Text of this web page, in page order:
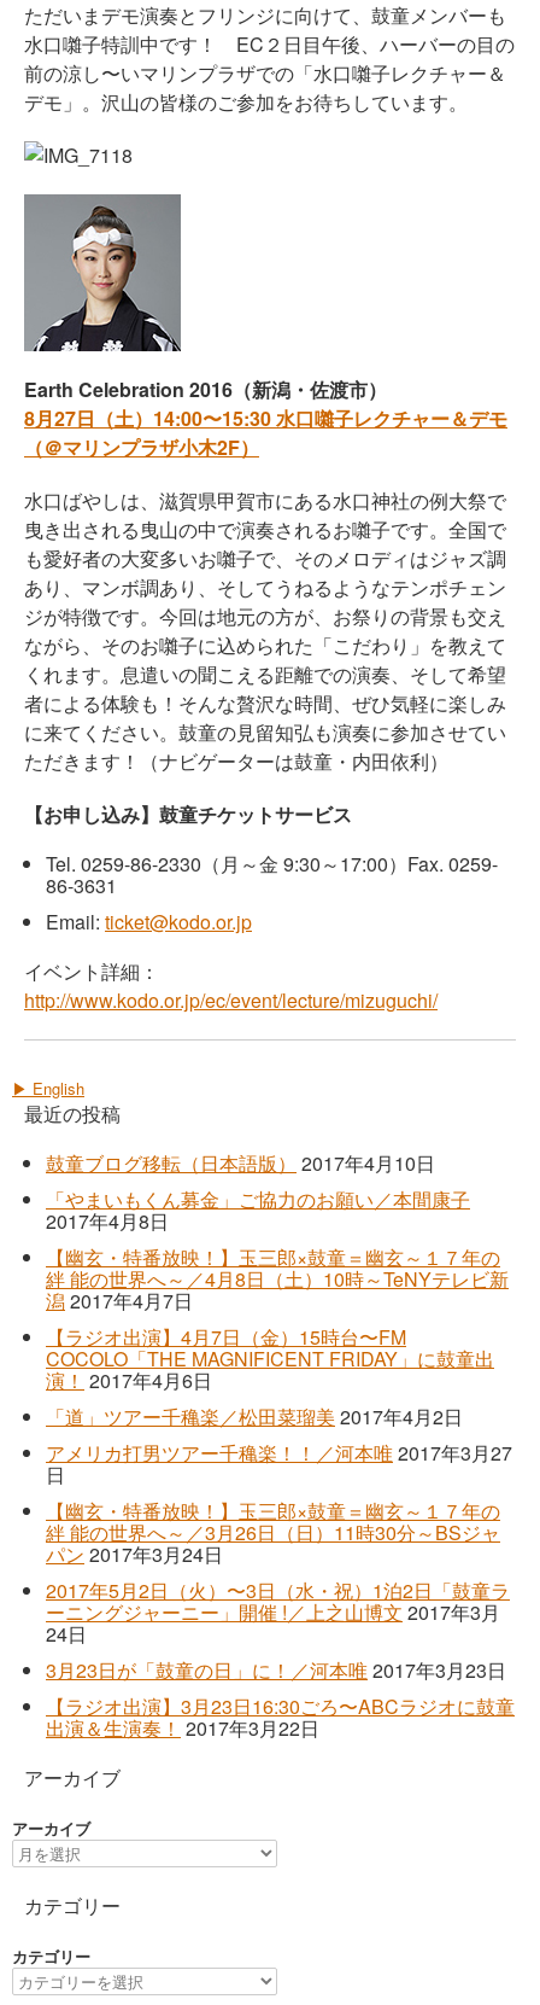
ただいまデモ演奏とフリンジに向けて、鼓童メンバーも
水口囃子特訓中です！ EC２日目午後、ハーバーの目の
前の涼し〜いマリンプラザでの「水口囃子レクチャー＆
デモ」。沢山の皆様のご参加をお待ちしています。
Earth Celebration 2016（新潟・佐渡市）
8月27日（土）14:00〜15:30 水口囃子レクチャー＆デモ
（＠マリンプラザ小木2F）
水口ばやしは、滋賀県甲賀市にある水口神社の例大祭で
曳き出される曳山の中で演奏されるお囃子です。全国で
も愛好者の大変多いお囃子で、そのメロディはジャズ調
あり、マンボ調あり、そしてうねるようなテンポチェン
ジが特徴です。今回は地元の方が、お祭りの背景も交え
ながら、そのお囃子に込められた「こだわり」を教えて
くれます。息遣いの聞こえる距離での演奏、そして希望
者による体験も！そんな贅沢な時間、ぜひ気軽に楽しみ
に来てください。鼓童の見留知弘も演奏に参加させてい
ただきます！（ナビゲーターは鼓童・内田依利）
【お申し込み】鼓童チケットサービス
Tel. 0259-86-2330 （月～金 9:30～17:00） Fax. 0259-
86-3631
Email: ticket@kodo.or.jp
イベント詳細：
http://www.kodo.or.jp/ec/event/lecture/mizuguchi/
▶ English
最近の投稿
鼓童ブログ移転（日本語版）
2017年4月10日
「やまいもくん募金」ご協力のお願い／本間康子
2017年4月8日
【幽玄・特番放映！】玉三郎×鼓童＝幽玄～１７年の
絆 能の世界へ～／4月8日（土）10時～TeNYテレビ新
潟2017年4月7日
【ラジオ出演】4月7日（金）15時台〜FM
COCOLO「THE MAGNIFICENT FRIDAY」に鼓童出
演！ 2017年4月6日
「道」ツアー千穐楽／松田菜瑠美 2017年4月2日
アメリカ打男ツアー千穐楽！！／河本唯2017年3月27
日
【幽玄・特番放映！】玉三郎×鼓童＝幽玄～１７年の
絆 能の世界へ～／3月26日（日）11時30分～BSジャ
パン 2017年3月24日
2017年5月2日（火）〜3日（水・祝）1泊2日「鼓童ラ
ーニングジャーニー」開催 !／上之山博文 2017年3月
24日
3月23日が「鼓童の日」に！／河本唯2017年3月23日
【ラジオ出演】3月23日16:30ごろ〜ABCラジオに鼓童
出演＆生演奏！ 2017年3月22日
アーカイブ
アーカイブ
カテゴリー
カテゴリー